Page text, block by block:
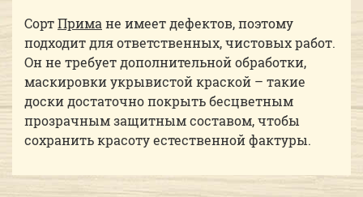
СортПрима не имеет дефектов, поэтому
подходит для ответственных, чистовых работ.
Он не требует дополнительной обработки,
маскировки укрывистой краской – такие
доски достаточно покрыть бесцветным
прозрачным защитным составом, чтобы
сохранить красоту естественной фактуры.